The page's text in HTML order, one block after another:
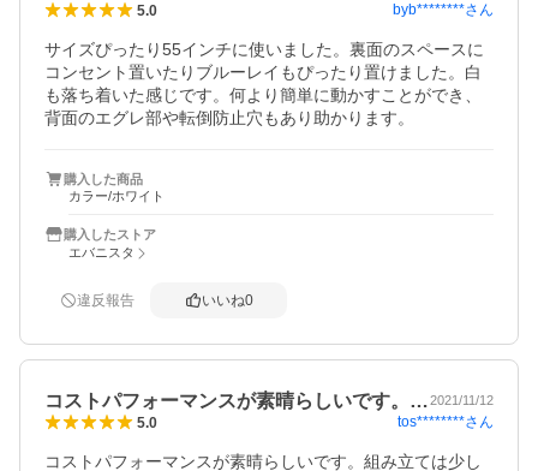
5.0 byb********さん
サイズぴったり55インチに使いました。裏面のスペースに
コンセント置いたりブルーレイもぴったり置けました。白
も落ち着いた感じです。何より簡単に動かすことができ、
背面のエグレ部や転倒防止穴もあり助かります。
購入した商品
カラー/ホワイト
購入したストア
エバニスタ
違反報告 いいね0
コストパフォーマンスが素晴らしいです。…2021/11/12
5.0 tos********さん
コストパフォーマンスが素晴らしいです。組み立ては少し